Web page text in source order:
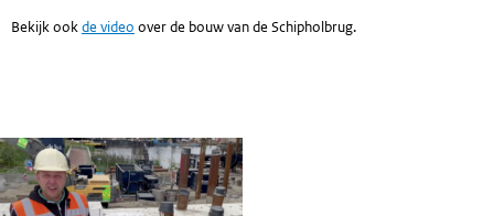
Bekijk ookde video over de bouw van de Schipholbrug.